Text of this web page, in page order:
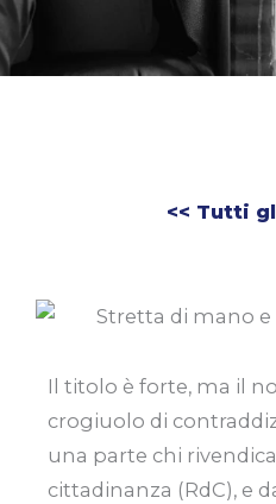
<< Tutti
Il titolo è forte, ma il
crogiuolo di
una parte chi
cittadinanza (RdC), e